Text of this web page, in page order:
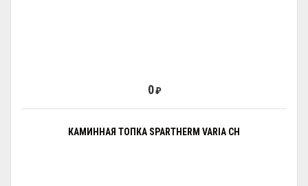
0₽
КАМИННАЯ ТОПКА SPARTHERM VARIA CH